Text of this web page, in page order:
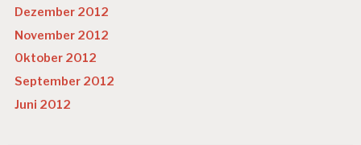
Dezember 2012
November 2012
Oktober 2012
September 2012
Juni 2012